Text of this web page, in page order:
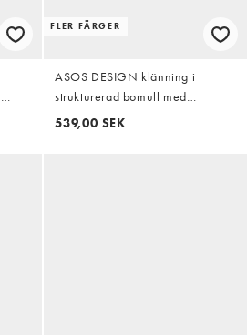
FLER FÄRGER
ASOS DESIGN klänning i
strukturerad bomull med
fyrkantig halsringning, ryggrem
539,00 SEK